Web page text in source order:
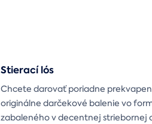
Stierací lós
Chcete darovať poriadne
originálne darčekové balenie vo
zabaleného v decentnej striebornej